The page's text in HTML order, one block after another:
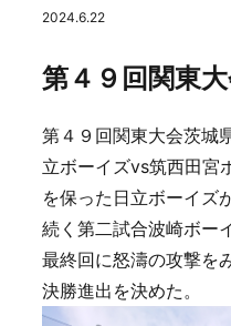
2024.6.22
第４９回関東
第４９回関東大会茨城
立ボーイズvs筑西田宮
を保った日立ボーイズ
続く第二試合波崎ボー
最終回に怒濤の攻撃を
決勝進出を決めた。